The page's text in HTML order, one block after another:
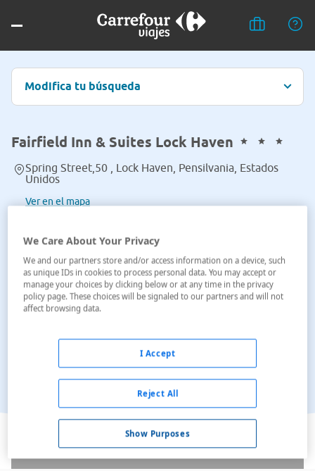
Modifica tu búsqueda
Fairfield Inn & Suites Lock Haven
Spring Street,50 , Lock Haven, Pensilvania, Estados
Unidos
Ver en el mapa
Ver en el mapa
We Care About Your Privacy
We and our partners store and/or access information on a device, such
as unique IDs in cookies to process personal data. You may accept or
manage your choices by clicking below or at any time in the privacy
policy page. These choices will be signaled to our partners and will not
affect browsing data.
Show Purposes
Reject All
I Accept